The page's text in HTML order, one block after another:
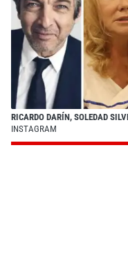
RICARDO DARÍN, SOLEDAD
INSTAGRAM